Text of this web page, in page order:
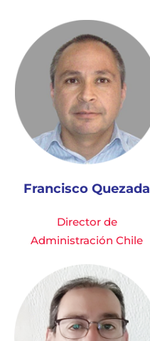
Francisco Quezada
Director de
Administración Chile